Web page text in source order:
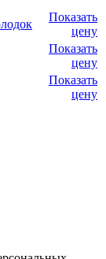
Показать
цену
Показать
цену
Показать
цену